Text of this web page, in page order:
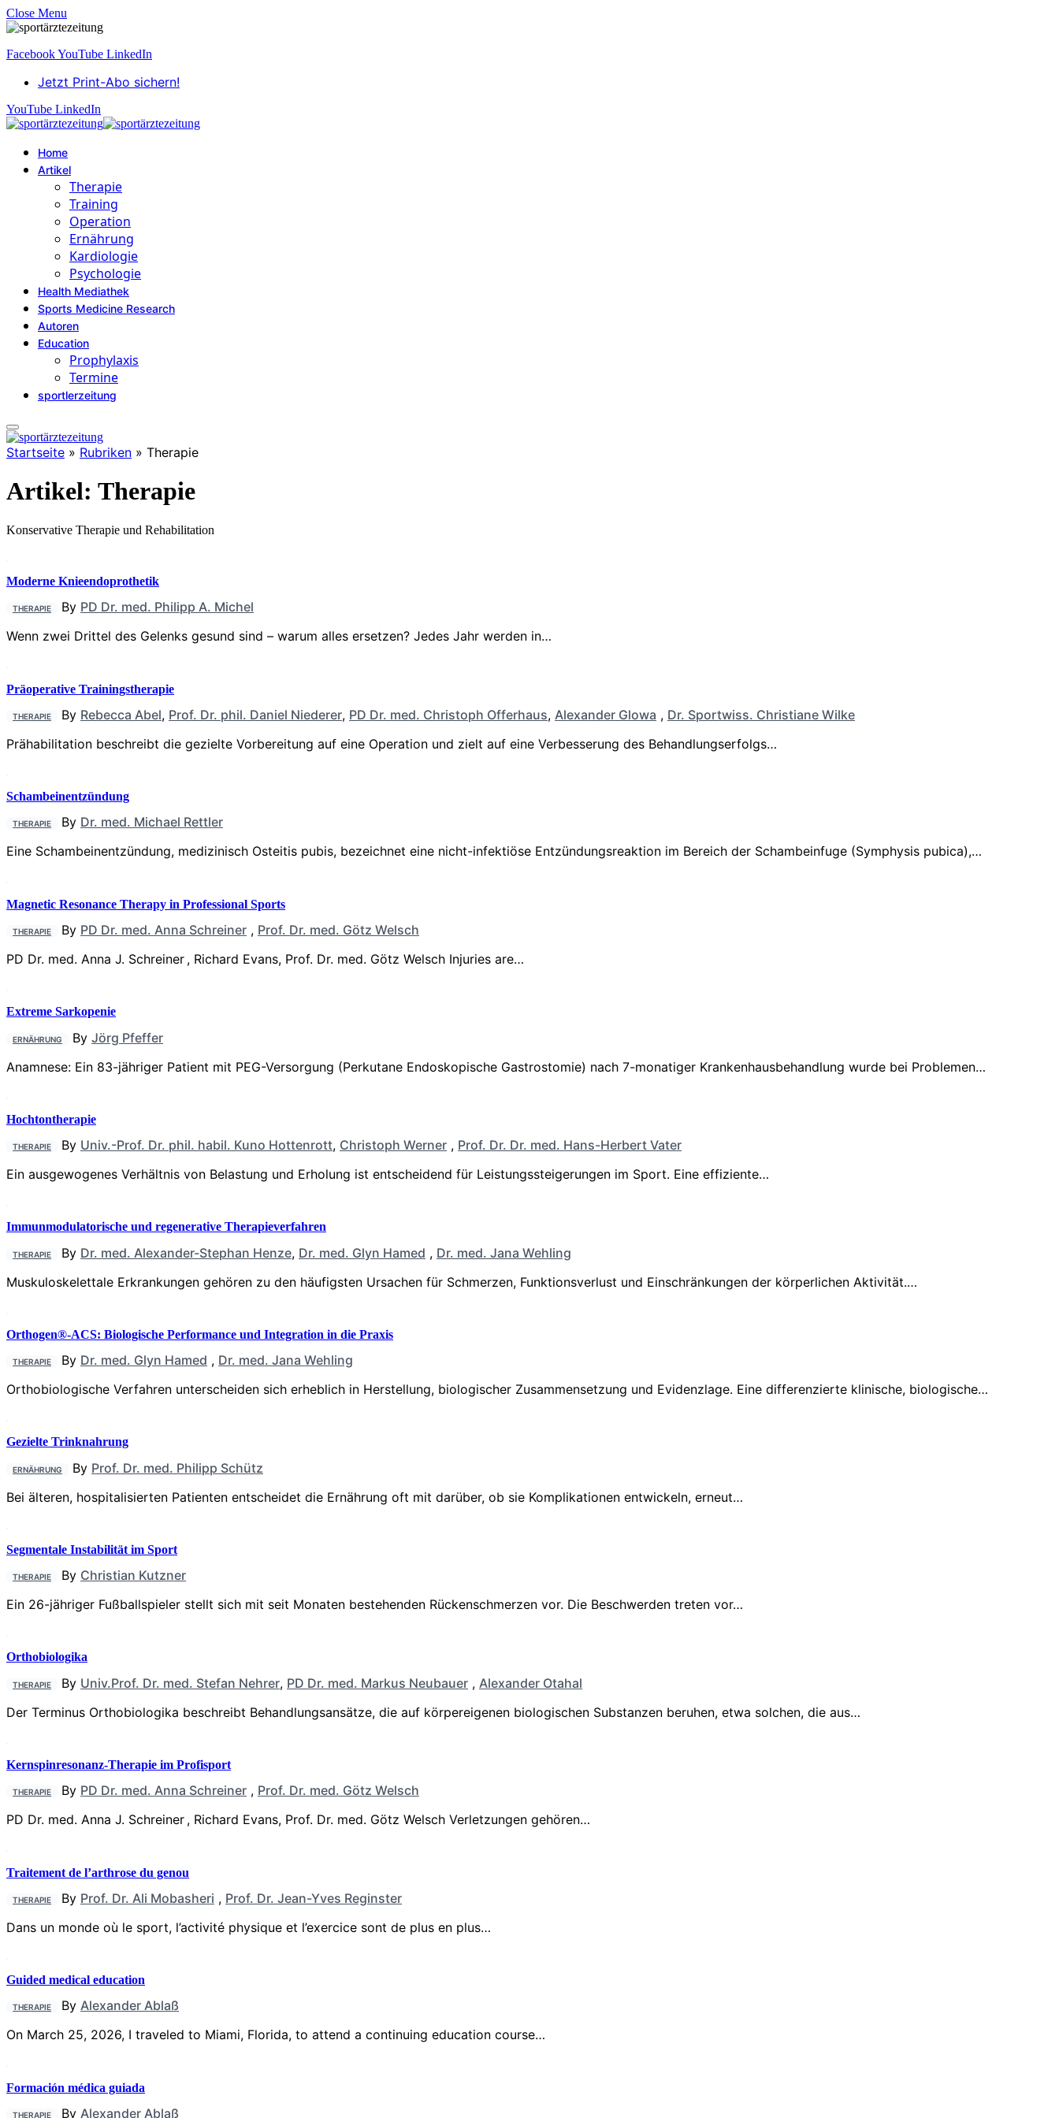
Close Menu
FacebookYouTube LinkedIn
Jetzt Print-Abo sichern!
YouTube LinkedIn
Home
Artikel
Therapie
Training
Operation
Ernährung
Kardiologie
Psychologie
Health Mediathek
Sports Medicine Research
Autoren
Education
Prophylaxis
Termine
sportlerzeitung
Startseite » Rubriken » Therapie
Artikel: Therapie
Konservative Therapie und Rehabilitation
Moderne Knieendoprothetik
THERAPIE By PD Dr. med. Philipp A. Michel
Wenn zwei Drittel des Gelenks gesund sind – warum alles ersetzen? Jedes Jahr werden in…
Präoperative Trainingstherapie
THERAPIE By Rebecca Abel, Prof. Dr. phil. Daniel Niederer, PD Dr. med. Christoph Offerhaus, Alexander Glowa , Dr. Sportwiss. Christiane Wilke
Prähabilitation beschreibt die gezielte Vorbereitung auf eine Operation und zielt auf eine Verbesserung des Behandlungserfolgs…
Schambeinentzündung
THERAPIE By Dr. med. Michael Rettler
Eine Schambeinentzündung, medizinisch Osteitis pubis, bezeichnet eine nicht-infektiöse Entzündungsreaktion im Bereich der Schambeinfuge (Symphysis pubica),…
Magnetic Resonance Therapy in Professional Sports
THERAPIE By PD Dr. med. Anna Schreiner , Prof. Dr. med. Götz Welsch
PD Dr. med. Anna J. Schreiner , Richard Evans, Prof. Dr. med. Götz Welsch Injuries are…
Extreme Sarkopenie
ERNÄHRUNG By Jörg Pfeffer
Anamnese: Ein 83-jähriger Patient mit PEG-Versorgung (Perkutane Endoskopische Gastrostomie) nach 7-monatiger Krankenhausbehandlung wurde bei Problemen…
Hochtontherapie
THERAPIE By Univ.-Prof. Dr. phil. habil. Kuno Hottenrott, Christoph Werner , Prof. Dr. Dr. med. Hans-Herbert Vater
Ein ausgewogenes Verhältnis von Belastung und Erholung ist entscheidend für Leistungssteigerungen im Sport. Eine effiziente…
Immunmodulatorische und regenerative Therapieverfahren
THERAPIE By Dr. med. Alexander-Stephan Henze, Dr. med. Glyn Hamed , Dr. med. Jana Wehling
Muskuloskelettale Erkrankungen gehören zu den häufigsten Ursachen für Schmerzen, Funktionsverlust und Einschränkungen der körperlichen Aktivität.…
Orthogen®-ACS: Biologische Performance und Integration in die Praxis
THERAPIE By Dr. med. Glyn Hamed , Dr. med. Jana Wehling
Orthobiologische Verfahren unterscheiden sich erheblich in Herstellung, biologischer Zusammensetzung und Evidenzlage. Eine differenzierte klinische, biologische…
Gezielte Trinknahrung
ERNÄHRUNG By Prof. Dr. med. Philipp Schütz
Bei älteren, hospitalisierten Patienten entscheidet die Ernährung oft mit darüber, ob sie Komplikationen entwickeln, erneut…
Segmentale Instabilität im Sport
THERAPIE By Christian Kutzner
Ein 26-jähriger Fußballspieler stellt sich mit seit Monaten bestehenden Rückenschmerzen vor. Die Beschwerden treten vor…
Orthobiologika
THERAPIE By Univ.Prof. Dr. med. Stefan Nehrer, PD Dr. med. Markus Neubauer , Alexander Otahal
Der Terminus Orthobiologika beschreibt Behandlungsansätze, die auf körpereigenen biologischen Substanzen beruhen, etwa solchen, die aus…
Kernspinresonanz-Therapie im Profisport
THERAPIE By PD Dr. med. Anna Schreiner , Prof. Dr. med. Götz Welsch
PD Dr. med. Anna J. Schreiner , Richard Evans, Prof. Dr. med. Götz Welsch Verletzungen gehören…
Traitement de l’arthrose du genou
THERAPIE By Prof. Dr. Ali Mobasheri , Prof. Dr. Jean-Yves Reginster
Dans un monde où le sport, l’activité physique et l’exercice sont de plus en plus…
Guided medical education
THERAPIE By Alexander Ablaß
On March 25, 2026, I traveled to Miami, Florida, to attend a continuing education course…
Formación médica guiada
THERAPIE By Alexander Ablaß